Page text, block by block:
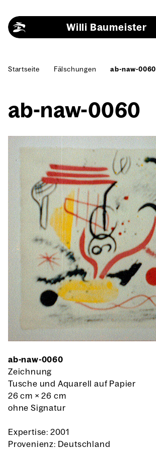
Willi Baumeister
Start­sei­te Fäl­schun­gen ab-naw-0060
ab-naw-0060
ab-naw-0060
Zeichnung
Tusche und Aquarell auf Papier
26 cm ×26 cm
ohne Signatur
Expertise: 2001
Provenienz: Deutschland